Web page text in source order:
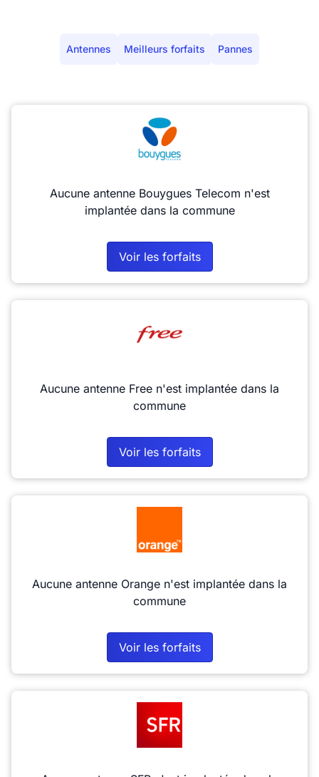
Antennes Meilleurs forfaits Pannes
Aucune antenne Bouygues Telecom n'est
implantée dans la commune
Voir les forfaits
Aucune antenne Free n'est implantée dans la
commune
Voir les forfaits
Aucune antenne Orange n'est implantée dans la
commune
Voir les forfaits